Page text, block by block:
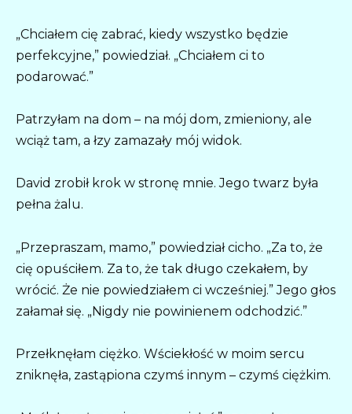
„Chciałem cię zabrać, kiedy wszystko będzie
perfekcyjne,” powiedział. „Chciałem ci to
podarować.”
Patrzyłam na dom – na mój dom, zmieniony, ale
wciąż tam, a łzy zamazały mój widok.
David zrobił krok w stronę mnie. Jego twarz była
pełna żalu.
„Przepraszam, mamo,” powiedział cicho. „Za to, że
cię opuściłem. Za to, że tak długo czekałem, by
wrócić. Że nie powiedziałem ci wcześniej.” Jego głos
załamał się. „Nigdy nie powinienem odchodzić.”
Przełknęłam ciężko. Wściekłość w moim sercu
zniknęła, zastąpiona czymś innym – czymś ciężkim.